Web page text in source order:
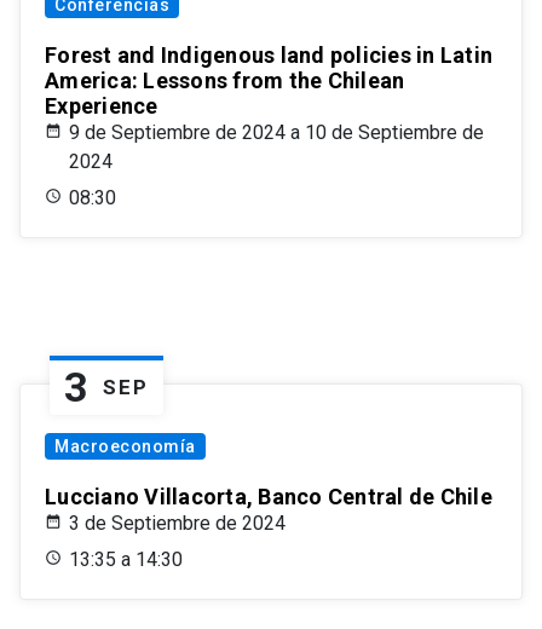
Conferencias
Forest and Indigenous land policies in Latin
America: Lessons from the Chilean
Experience
9 de Septiembre de 2024 a 10 de Septiembre de
2024
08:30
3 SEP
Macroeconomía
Lucciano Villacorta, Banco Central de Chile
3 de Septiembre de 2024
13:35 a 14:30